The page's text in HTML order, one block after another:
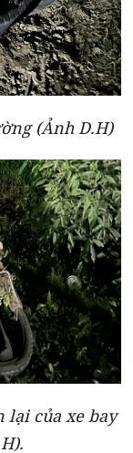
(Ảnh D.H)
lại của xe bay